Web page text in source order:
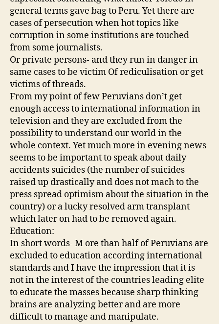
general terms gave bag to Peru. Yet there are
cases of persecution when hot topics like
corruption in some institutions are touched
from some journalists.
Or private persons- and they run in danger in
same cases to be victim Of rediculisation or get
victims of threads.
From my point of few Peruvians don’t get
enough access to international information in
television and they are excluded from the
possibility to understand our world in the
whole context. Yet much more in evening news
seems to be important to speak about daily
accidents suicides (the number of suicides
raised up drastically and does not mach to the
press spread optimism about the situation in the
country) or a lucky resolved arm transplant
which later on had to be removed again.
Education:
In short words- M ore than half of Peruvians are
excluded to education according international
standards and I have the impression that it is
not in the interest of the countries leading elite
to educate the masses because sharp thinking
brains are analyzing better and are more
difficult to manage and manipulate.